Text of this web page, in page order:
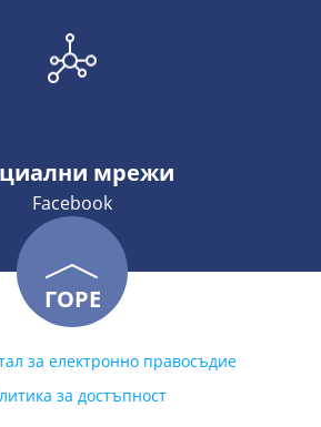
мрежи
Facebook
ГОРЕ
за електронно правосъдие
за достъпност